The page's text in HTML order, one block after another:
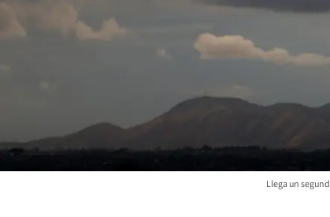
Llega un